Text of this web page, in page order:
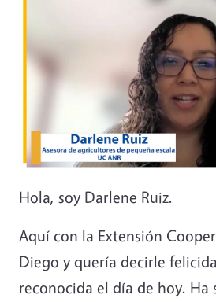
Hola, soy Darlene Ruiz.
Aquí con la Extensión
Diego y quería decirle
reconocida el día de hoy. Ha